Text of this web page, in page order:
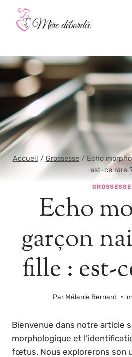
contenu
Accueil / Grossesse / Echo
est-ce rare
GROSSESSE
Echo
garçon
fille : est-
Par Mélanie Bernard
Bienvenue dans notre article
morphologique et
fœtus. Nous explorerons son